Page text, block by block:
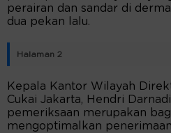
perairan dan sandar di
dua pekan lalu.
Halaman 2
Kepala Kantor Wilayah
Cukai Jakarta, Hendri
pemeriksaan merupakan
mengoptimalkan